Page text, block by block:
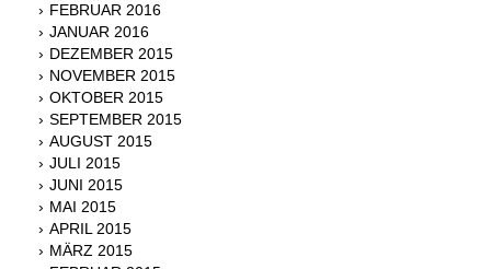
FEBRUAR 2016
JANUAR 2016
DEZEMBER 2015
NOVEMBER 2015
OKTOBER 2015
SEPTEMBER 2015
AUGUST 2015
JULI 2015
JUNI 2015
MAI 2015
APRIL 2015
MÄRZ 2015